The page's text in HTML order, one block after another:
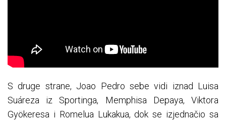
S druge strane, Joao Pedro sebe vidi iznad Luisa
Suáreza iz Sportinga, Memphisa Depaya, Viktora
Gyökeresa i Romelua Lukakua, dok se izjednačio sa